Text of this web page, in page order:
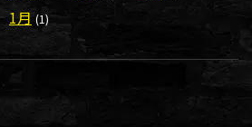
1月 (1)